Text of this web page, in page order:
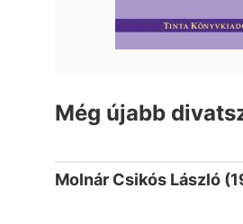
Még újabb
Molnár Csikós László